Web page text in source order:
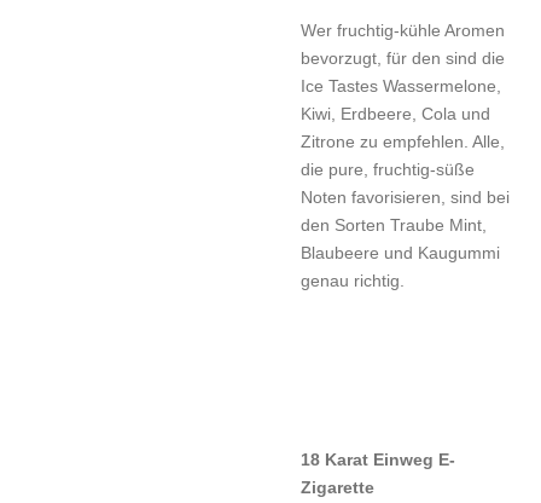
Wer fruchtig-kühle Aromen
bevorzugt, für den sind die
Ice Tastes Wassermelone,
Kiwi, Erdbeere, Cola und
Zitrone zu empfehlen. Alle,
die pure, fruchtig-süße
Noten favorisieren, sind bei
den Sorten Traube Mint,
Blaubeere und Kaugummi
genau richtig.
18 Karat Einweg E-
Zigarette